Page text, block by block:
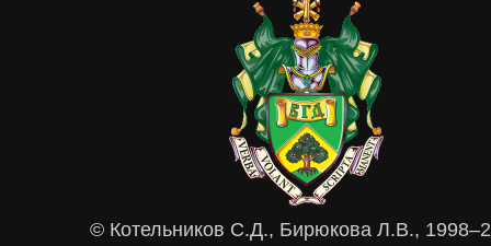
© Котельников С.Д., Бирюкова Л.В.,